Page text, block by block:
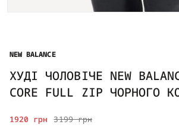
NEW BALANCE
ХУДІ ЧОЛОВІЧЕ NEW
CORE FULL ZIP ЧОРНОГО
3199 грн
1920 грн